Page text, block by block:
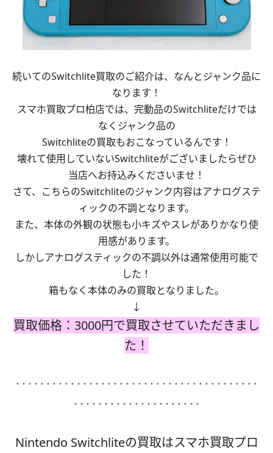
続いてのSwitchlite買取のご紹介は、なんとジャンク品に
なります！
スマホ買取プロ柏店では、完動品のSwitchliteだけでは
なくジャンク品の
Switchliteの買取もおこなっているんです！
壊れて使用していないSwitchliteがございましたらぜひ
当店へお持込みくださいませ！
さて、こちらのSwitchliteのジャンク内容はアナログステ
ィックの不調となります。
また、本体の外観の状態も小キズやスレがありかなり使
用感があります。
しかしアナログスティックの不調以外は通常使用可能で
した！
箱もなく本体のみの買取となりました。
↓
買取価格：3000円で買取させていただきまし
た！
････････････････････････････････････････
･････････････････････
Nintendo Switchliteの買取はスマホ買取プロ